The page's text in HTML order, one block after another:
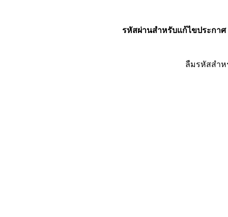
รหัสผ่านสำหรับแก้ไขประกาศ
ลืมรหัสสำ